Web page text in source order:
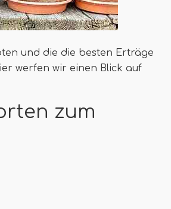
und die die besten Erträge
werfen wir einen Blick auf
zum